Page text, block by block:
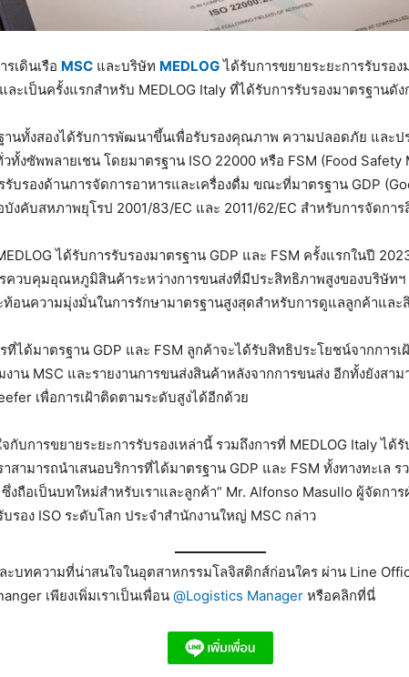
รเดินเรือ MSC และบริษัท MEDLOGได้รับการขยายระยะการรับรอง
ละเป็นครั้งแรกสำหรับ MEDLOG Italy ที่ได้รับการรับรองมาตรฐานดัง
านทั้งสองได้รับการพัฒนาขึ้นเพื่อรับรองคุณภาพ ความปลอดภัย และ
ทั้งซัพพลายเชน โดยมาตรฐาน ISO 22000 หรือ FSM (Food Safety
รับรองด้านการจัดการอาหารและเครื่องดื่ม ขณะที่มาตรฐาน GDP
บังคับสหภาพยุโรป 2001/83/EC และ 2011/62/EC สำหรับการจัดก
ได้รับการรับรองมาตรฐาน GDP และ FSM ครั้งแรกในปี
ควบคุมอุณหภูมิสินค้าระหว่างการขนส่งที่มีประสิทธิภาพสูงของบริษัทฯ
ท้อนความมุ่งมั่นในการรักษามาตรฐานสูงสุดสำหรับการดูแลลูกค้าแล
ที่ได้มาตรฐาน GDP และ FSM ลูกค้าจะได้รับสิทธิประโยชน์จากการ
าน MSC และรายงานการขนส่งสินค้าหลังจากการขนส่ง อีกทั้งยังสาม
เพื่อการเฝ้าติดตามระดับสูงได้อีกด้วย
กับการขยายระยะการรับรองเหล่านี้ รวมถึงการที่ MEDLOG Italy ได้
สามารถนำเสนอบริการที่ได้มาตรฐาน GDP และ FSM ทั้งทางทะเล
งถือเป็นบทใหม่สำหรับเราและลูกค้า” Mr. Alfonso Masullo ผู้จัดกา
บรอง ISO ระดับโลก ประจำสำนักงานใหญ่ MSC กล่าว
ะบทความที่น่าสนใจในอุตสาหกรรมโลจิสติกส์ก่อนใคร ผ่าน Line
เพียงเพิ่มเราเป็นเพื่อน @Logistics Manager หรือคลิกที่นี่